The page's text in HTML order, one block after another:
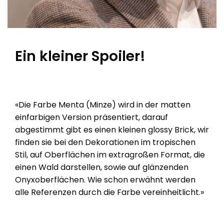
Ein kleiner Spoiler!
«Die Farbe Menta (Minze) wird in der matten
einfarbigen Version präsentiert, darauf
abgestimmt gibt es einen kleinen glossy Brick, wir
finden sie bei den Dekorationen im tropischen
Stil, auf Oberflächen im extragroßen Format, die
einen Wald darstellen, sowie auf glänzenden
Onyxoberflächen. Wie schon erwähnt werden
alle Referenzen durch die Farbe vereinheitlicht.»